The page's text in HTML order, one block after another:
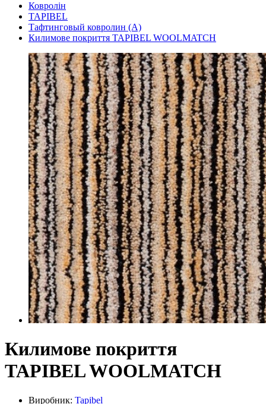
Ковролін
TAPIBEL
Тафтинговый ковролин (A)
Килимове покриття TAPIBEL WOOLMATCH
Килимове покриття
TAPIBEL WOOLMATCH
Виробник: Tapibel